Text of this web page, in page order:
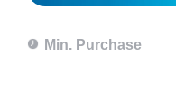
Min. Purchase